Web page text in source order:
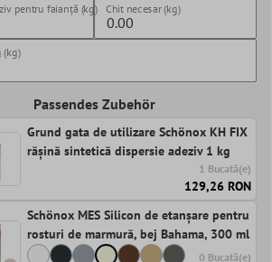
pentru faianță (kg) Chit necesar (kg)
(kg)
Passendes Zubehör
Grund gata de utilizare Schönox KH FIX
rășină sintetică dispersie adeziv 1 kg
1 Bucată(e)
129,26 RON
Schönox MES Silicon de etanșare pentru
rosturi de marmură, bej Bahama, 300 ml
0 Bucată(e)